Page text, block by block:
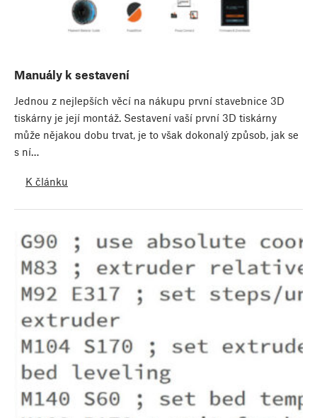
Manuály k sestavení
Jednou z nejlepších věcí na nákupu první stavebnice 3D
tiskárny je její montáž. Sestavení vaší první 3D tiskárny
může nějakou dobu trvat, je to však dokonalý způsob, jak se
s ní…
K článku